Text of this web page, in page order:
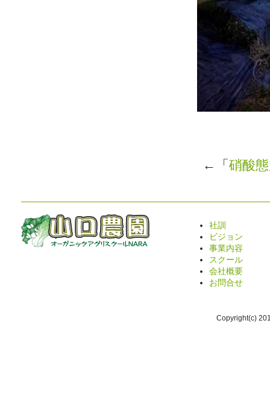
←「 硝酸
社訓
ビジョン
事業内容
スクール
会社概要
お問合せ
Copyright(c)